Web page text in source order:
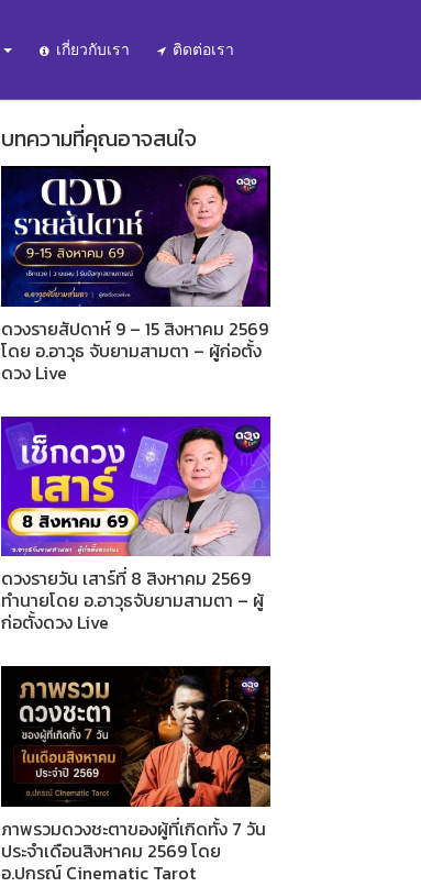
เกี่ยวกับเรา ติดต่อเรา
บทความที่คุณอาจสนใจ
ดวงรายสัปดาห์ 9 – 15 สิงหาคม 2569
โดย อ.อาวุธ จับยามสามตา – ผู้ก่อตั้ง
ดวง Live
ดวงรายวัน เสาร์ที่ 8 สิงหาคม 2569
ทำนายโดย อ.อาวุธจับยามสามตา – ผู้
ก่อตั้งดวง Live
ภาพรวมดวงชะตาของผู้ที่เกิดทั้ง 7 วัน
ประจำเดือนสิงหาคม 2569 โดย
อ.ปกรณ์ Cinematic Tarot